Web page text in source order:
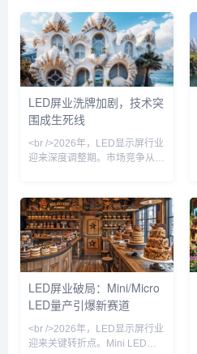
求萎缩等多重压力后，终于迎来
了一轮残酷的优胜劣汰。据行业
观察，头部企业通过技术降本和
渠道下沉持续扩大份额，而缺乏
核心竞争力的中小厂商则面临订
单锐减、资金链断裂的困境。这
一轮的洗牌并非简单的市场收
缩，而是产业逻辑的根本性重塑
从“规模扩张”转向“精益
LED屏业洗牌加剧，技术突
围成生死线
<br />2026年，LED显示屏行业
迎来深度调整期。市场竞争从增
出清。据行业观察，过去一年
中，超过两位数的小型厂商被迫
关停产线或转型代工，而头部企
业则通过产能整合与渠道下沉进
一步扩大份额。这一轮洗牌并非
简单的周期波动，而是技术迭代
与需求升级共同作用的结果。
<br /><br /><br />在行业整体承
决定企业
LED屏业破局：Mini/Micro
LED量产引爆新赛道
<br />2026年，LED显示屏行业
迎来关键转折点。Mini LED与